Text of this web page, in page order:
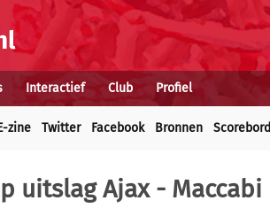
Interactief Club Profiel
zine Twitter Facebook Bronnen Scorebord
uitslag Ajax - Maccabi